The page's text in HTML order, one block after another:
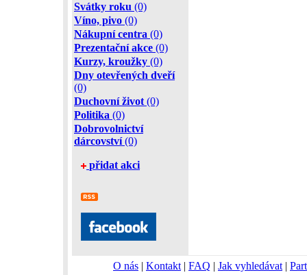
Svátky roku (0)
Víno, pivo (0)
Nákupní centra (0)
Prezentační akce (0)
Kurzy, kroužky (0)
Dny otevřených dveří
(0)
Duchovní život (0)
Politika (0)
Dobrovolnictví
dárcovství(0)
přidat akci
O nás | Kontakt | FAQ | Jak vyhledávat |